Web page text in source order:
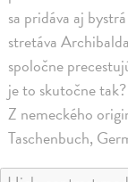
sa pridáva aj
stretáva
spoločne
je to skutočne tak?
Z nemeckého
Taschenbuch,